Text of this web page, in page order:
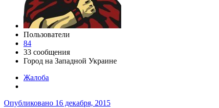
Пользователи
84
33 сообщения
Город на Западной Украине
Жалоба
Опубликовано 16 декабря, 2015